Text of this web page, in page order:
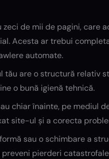
de mii de pagini, care
Acesta ar trebui
automate.
are o structură relativ
o bună igienă tehnică.
chiar înainte, pe mediul
site-ul și a corecta
sau o schimbare a
pierderi